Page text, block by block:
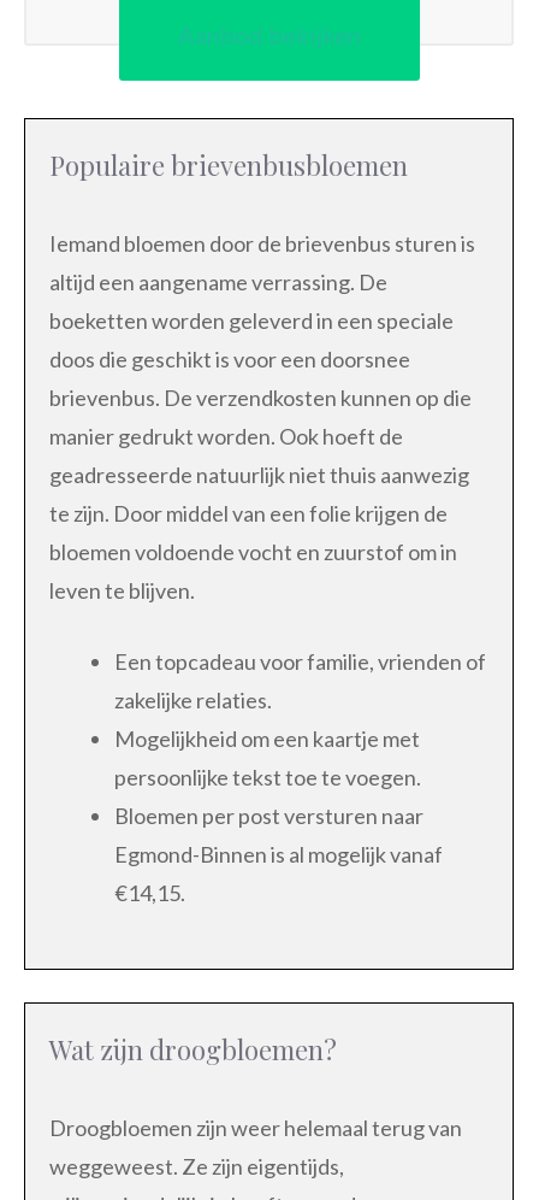
Aanbod bekijken
Populaire brievenbusbloemen
Iemand bloemen door de brievenbus sturen is
altijd een aangename verrassing. De
boeketten worden geleverd in een speciale
doos die geschikt is voor een doorsnee
brievenbus. De verzendkosten kunnen op die
manier gedrukt worden. Ook hoeft de
geadresseerde natuurlijk niet thuis aanwezig
te zijn. Door middel van een folie krijgen de
bloemen voldoende vocht en zuurstof om in
leven te blijven.
Een topcadeau voor familie, vrienden of
zakelijke relaties.
Mogelijkheid om een kaartje met
persoonlijke tekst toe te voegen.
Bloemen per post versturen naar
Egmond-Binnen is al mogelijk vanaf
€14,15.
Wat zijn droogbloemen?
Droogbloemen zijn weer helemaal terug van
weggeweest. Ze zijn eigentijds,